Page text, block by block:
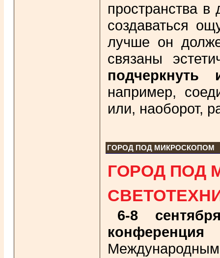
пространства
создаваться
лучше он
связаны
например,
или, наоборот,
ГОРОД ПОД МИКРОСКОПОМ
ГОРОД ПОД
6-8